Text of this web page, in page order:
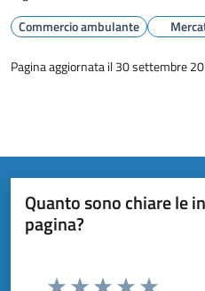
Commercio ambulante
Pagina aggiornata il 30 settembre
Quanto sono chiare le
pagina?
Valuta da 1 a 5 stelle la pagina